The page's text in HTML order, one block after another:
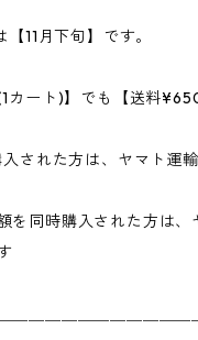
【11月下旬】です。
カート)】でも【送料
された方は、ヤマト運
を同時購入された方は、